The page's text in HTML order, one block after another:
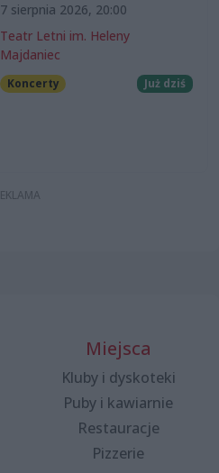
7 sierpnia 2026, 20:00
Teatr Letni im. Heleny
Majdaniec
Koncerty Już dziś
Miejsca
Kluby i dyskoteki
Puby i kawiarnie
Restauracje
Pizzerie